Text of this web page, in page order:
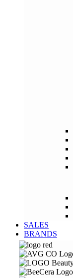
SALES
BRANDS